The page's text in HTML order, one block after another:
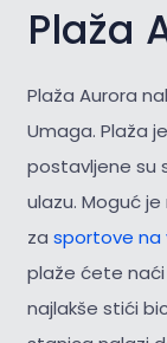
Plaža
Plaža Aurora
Umaga. Plaža
postavljene su
ulazu. Moguć
za sportove na
plaže ćete naći
najlakše stići